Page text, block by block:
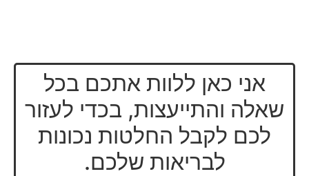
אני כאן ללוות אתכם בכל
שאלה והתייעצות, בכדי לעזור
לכם לקבל החלטות נכונות
לבריאות שלכם.